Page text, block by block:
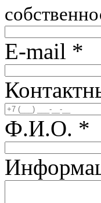
E-mail *
Ф.И.О. *